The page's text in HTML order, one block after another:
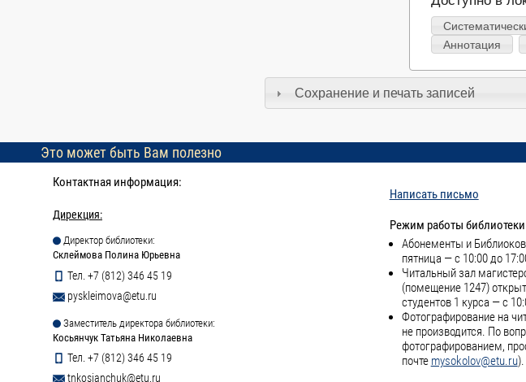
Аннотация
Сохранение и печать записей
Это может быть Вам полезно
Контактная информация:
Дирекция:
Директор библиотеки:
Склеймова Полина Юрьевна
Тел. +7 (812) 346 45 19
pyskleimova@etu.ru
Заместитель директора библиотеки:
Косьянчук Татьяна Николаевна
Тел. +7 (812) 346 45 19
tnkosianchuk@etu.ru
Написать письмо
Режим работы
Абонементы и
пятница — с 10:00 до
Читальный зал
(помещение 1247)
студентов 1 курса — с
Фотографирование на
не производится. По
фотографированием,
почте mysokolov@etu.ru).